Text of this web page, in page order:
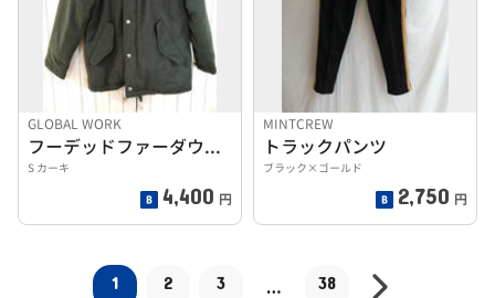
GLOBAL WORK
フーデッドファーダウンジャケット グローバルワーク
S カーキ
4,400 円
MINTCREW
トラックパンツ
ブラック×ゴールド
2,750 円
1 2 3 … 38